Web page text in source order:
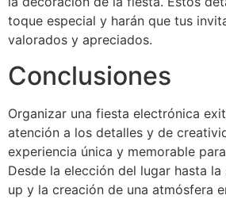
toque especial y harán que tus
valorados y apreciados.
Conclusiones
Organizar una fiesta electrónica
atención a los detalles y de
experiencia única y memorable
Desde la elección del lugar hasta
up y la creación de una atmósfera